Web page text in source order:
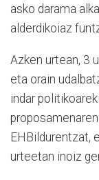
asko darama
alderdikoiaz
Azken urtean, 3
eta orain
indar
EHBildurentzat,
urteetan inoiz